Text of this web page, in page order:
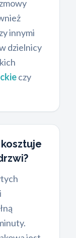
innymi
dzielnicy
czy